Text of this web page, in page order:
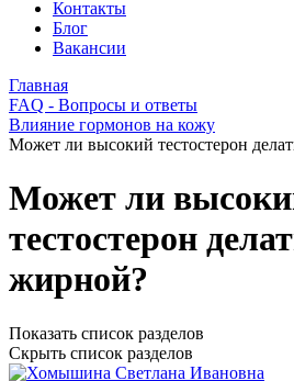
Контакты
Блог
Вакансии
Главная
FAQ - Вопросы и ответы
Влияние гормонов на кожу
Может ли высокий тестостерон
Может ли
тестостерон
жирной?
Показать список разделов
Скрыть список разделов